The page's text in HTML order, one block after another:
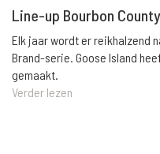
Line-up Bourbon
Elk jaar wordt er reikhalzend
Brand-serie. Goose Island
gemaakt.
Verder lezen